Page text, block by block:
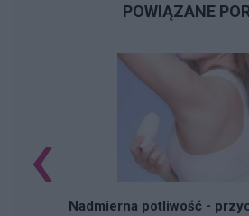
POWIĄZANE
Nadmierna potliwość -
‹